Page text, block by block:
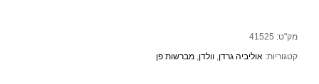
מק"ט: 41525
קטגוריות: אוליביה גרדן, וולדן, מברשות פן